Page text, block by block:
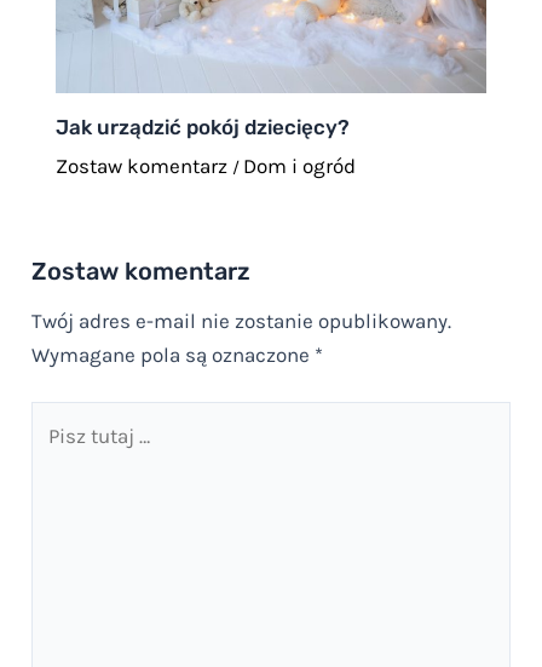
Jak urządzić pokój dziecięcy?
Zostaw komentarz / Dom i ogród
Zostaw komentarz
Twój adres e-mail nie zostanie opublikowany.
Wymagane pola są oznaczone *
tutaj